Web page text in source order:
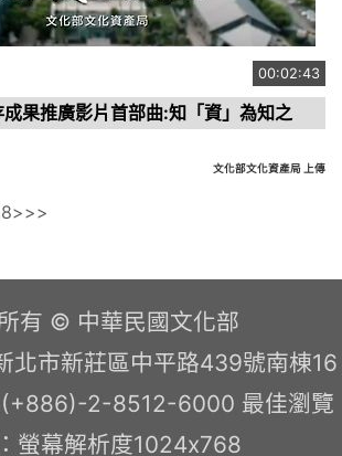
00:02:43
果推廣影片首部曲:知「資」為知之
文化部文化資產局 上傳
>>>
有 © 中華民國文化部
北市新莊區中平路439號南棟16
(+886)-2-8512-6000 最佳瀏覽
螢幕解析度1024x768